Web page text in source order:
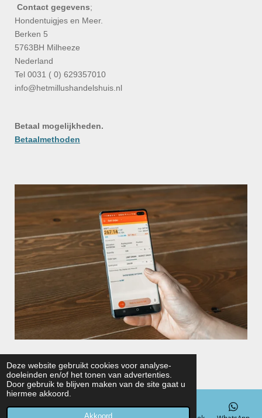
Deze website gebruikt cookies voor analyse-
doeleinden en/of het tonen van advertenties.
Door gebruik te blijven maken van de site gaat u
hiermee akkoord.
Akkoord
Contact gegevens;
Hondentuigjes en Meer.
Berken 5
5763BH Milheeze
Nederland
Tel 0031 ( 0) 629357010
info@hetmillushandelshuis.nl
Betaal mogelijkheden.
Betaalmethoden
Powered byJouwWeb